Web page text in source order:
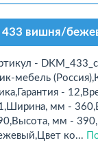
433 вишня/
-
мебель
-
мм -
мм -
ко...